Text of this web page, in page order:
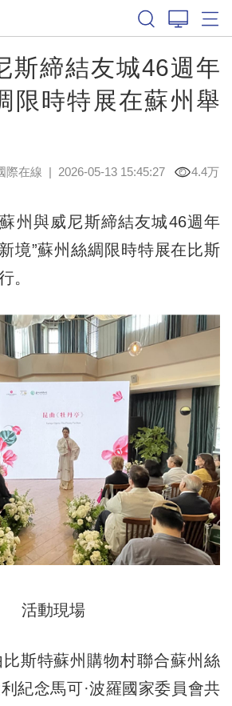
斯締結友城46週年
限時特展在蘇州舉
際在線 | 2026-05-13 15:45:27 4.4万
與威尼斯締結友城46週年
境”蘇州絲綢限時特展在比斯
。
活動現場
特蘇州購物村聯合蘇州絲
紀念馬可·波羅國家委員會共